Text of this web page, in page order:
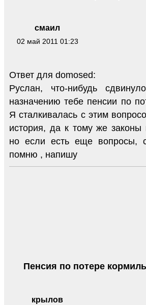
смаил
02 май 2011 01:23
Ответ для domosed:
Руслан, что-нибудь
назначению тебе пенсии по
Я сталкивалась с этим
история, да к тому же законы
но если есть еще вопросы,
помню , напишу
крылов
Пенсия по потере